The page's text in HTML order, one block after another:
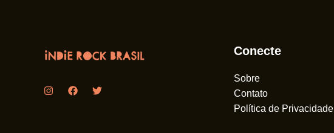
Conecte
Sobre
Contato
Política de Privacidade